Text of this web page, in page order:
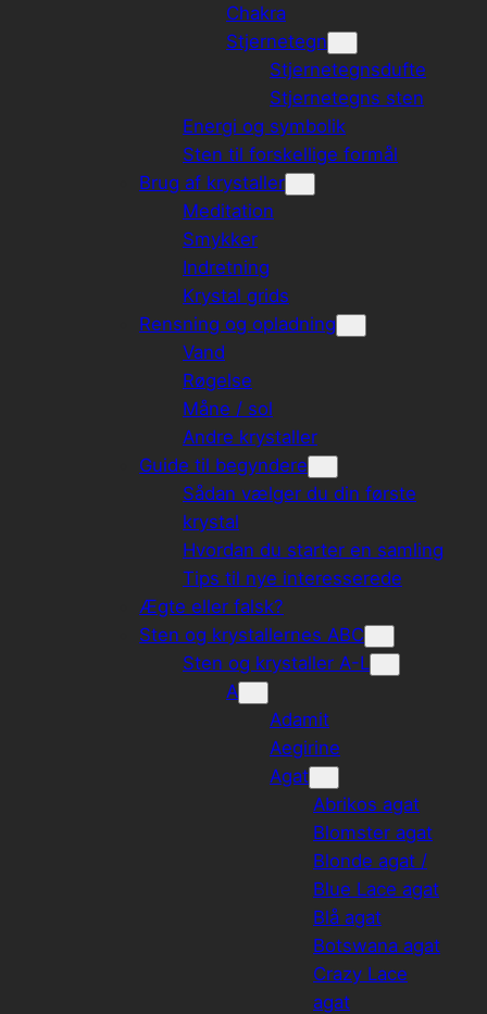
Chakra
Stjernetegn
Stjernetegnsdufte
Stjernetegns sten
Energi og symbolik
Sten til forskellige formål
Brug af krystaller
Meditation
Smykker
Indretning
Krystal grids
Rensning og opladning
Vand
Røgelse
Måne / sol
Andre krystaller
Guide til begyndere
Sådan vælger du din første
krystal
Hvordan du starter en samling
Tips til nye interesserede
Ægte eller falsk?
Sten og krystallernes ABC
Sten og krystaller A-L
A
Adamit
Aegirine
Agat
Abrikos agat
Blomster agat
Blonde agat /
Blue Lace agat
Blå agat
Botswana agat
Crazy Lace
agat